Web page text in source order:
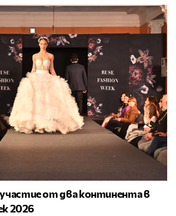
от два континента в
2026